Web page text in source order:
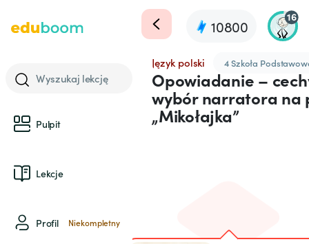
10800
16
Wyszukaj lekcję
Pulpit
Lekcje
Profil Niekompletny
Język polski 4 Szkoła
Opowiadanie –
wybór narratora na
„Mikołajka”